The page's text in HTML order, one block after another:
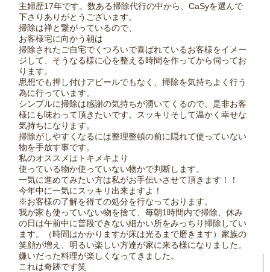
主婦歴17年です。数ある掃除代行の中から、CaSyを選んで
下さりありがとうございます。
掃除は禅と繋がっているので、
お客様宅に向かう朝は
掃除されたご自宅でくつろいで喜ばれているお客様をイメー
ジして、そうなる様に心を整える時間を作ってから伺ってお
ります。
思想でも押し付けアピールでもなく、掃除を気持ちよく行う
為に行っています。
シンプルに掃除は感謝の気持ちが湧いてくるので、是非お客
様にも味わって頂きたいです。スッキリそして温かく幸せな
気持ちになります。
掃除がしやすくなるには整理整頓の前に隠れて使っていない
物を手放す事です。
私のオススメはトキメキより
使っている物か使っていない物かで判断します。
一気に進めてみたい方は私がお手伝いさせて頂きます！！
今年中に一気にスッキリ出来ますよ！
※お客様の了解を得ての処分を行なっております。
我が家も使っていない物を捨て、毎朝1時間内で掃除、休み
の日は午前中に普段できない細かい所をみっちり掃除してい
ます。（時間はかかりますが床は光るまで磨きます）家族の
笑顔が増え、明るい楽しい方達が家に来る様になりました。
嫌いだった料理が楽しくなってきました。
これは奇跡です笑